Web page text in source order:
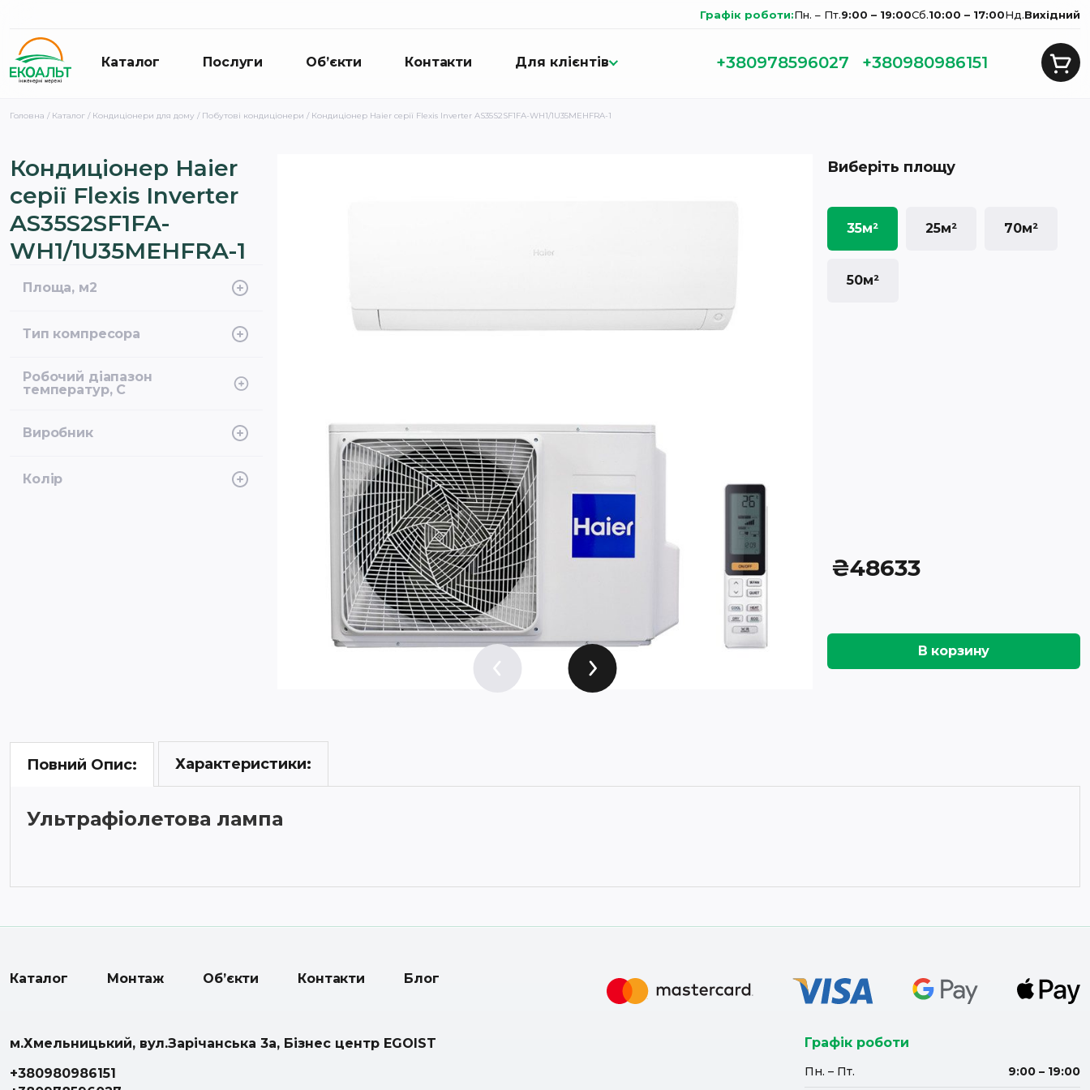
Графік роботи:Пн. – Пт.9:00 – 19:00Сб.10:00 – 17:00Нд.Вихідний
Каталог Послуги Об’єкти Контакти Для клієнтів +380978596027 +380980986151
Головна / Каталог / Кондиціонери для дому / Побутові кондиціонери / Кондиціонер Haier серії Flexis Inverter AS35S2SF1FA-WH1/1U35MEHFRA-1
Кондиціонер Haier
серії Flexis Inverter
AS35S2SF1FA-
WH1/1U35MEHFRA-1
Площа, м2
Тип компресора
Робочий діапазон
температур, С
Режим обігріву -25 ... + 24 °C
Виробник
Колір
Виберіть площу
35м² 25м² 70м²
50м²
₴48633
В корзину
Повний Опис: Характеристики:
Ультрафіолетова лампа
технологія забезпечує чисте та здорове повітря.
Каталог Монтаж Об’єкти Контакти Блог
м.Хмельницький, вул.Зарічанська 3а, Бізнес центр EGOIST
+380980986151
Графік роботи
Пн. – Пт. 9:00 – 19:00